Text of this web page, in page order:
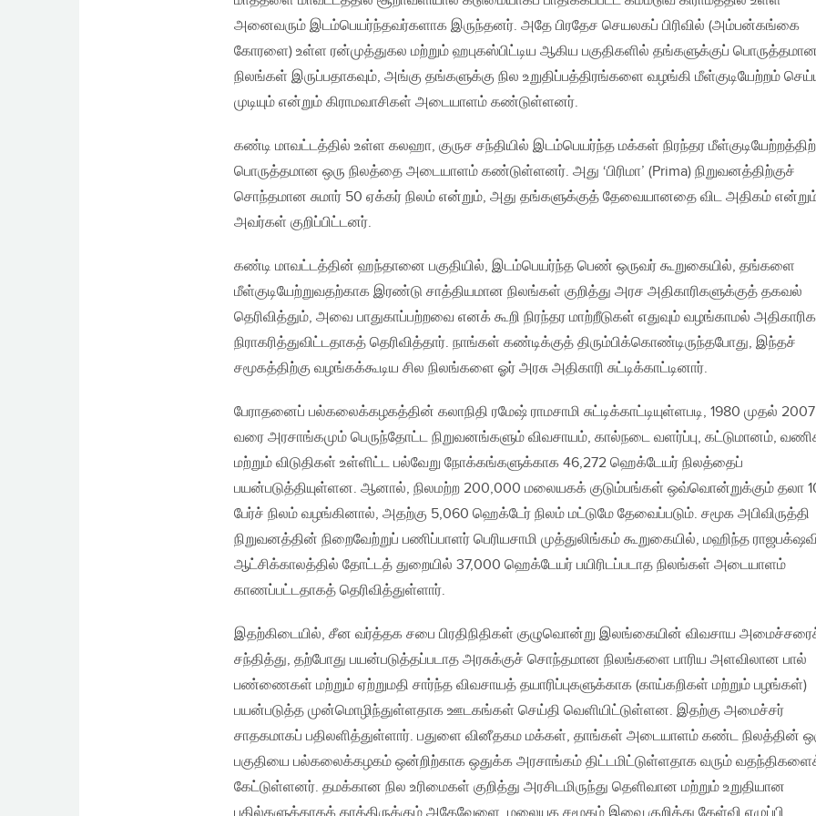
அனைவரும் இடம்பெயர்ந்தவர்களாக இருந்தனர். அதே பிரதேச செயலகப் பிரிவில் (அம்பன்கங்கை
கோரளை) உள்ள ரன்முத்துகல மற்றும் ஹபுகஸ்பிட்டிய ஆகிய பகுதிகளில் தங்களுக்குப் பொருத்தமான
நிலங்கள் இருப்பதாகவும், அங்கு தங்களுக்கு நில உறுதிப்பத்திரங்களை வழங்கி மீள்குடியேற்றம்
முடியும் என்றும் கிராமவாசிகள் அடையாளம் கண்டுள்ளனர்.
கண்டி மாவட்டத்தில் உள்ள கலஹா, குருச சந்தியில் இடம்பெயர்ந்த மக்கள் நிரந்தர
பொருத்தமான ஒரு நிலத்தை அடையாளம் கண்டுள்ளனர். அது ‘பிரிமா’ (Prima) நிறுவனத்திற்குச்
சொந்தமான சுமார் 50 ஏக்கர் நிலம் என்றும், அது தங்களுக்குத் தேவையானதை விட அதிகம்
அவர்கள் குறிப்பிட்டனர்.
கண்டி மாவட்டத்தின் ஹந்தானை பகுதியில், இடம்பெயர்ந்த பெண் ஒருவர் கூறுகையில், தங்களை
மீள்குடியேற்றுவதற்காக இரண்டு சாத்தியமான நிலங்கள் குறித்து அரச அதிகாரிகளுக்குத் தகவல்
தெரிவித்தும், அவை பாதுகாப்பற்றவை எனக் கூறி நிரந்தர மாற்றீடுகள் எதுவும் வழங்காமல்
நிராகரித்துவிட்டதாகத் தெரிவித்தார். நாங்கள் கண்டிக்குத் திரும்பிக்கொண்டிருந்தபோது, இந்தச்
சமூகத்திற்கு வழங்கக்கூடிய சில நிலங்களை ஓர் அரசு அதிகாரி சுட்டிக்காட்டினார்.
பேராதனைப் பல்கலைக்கழகத்தின் கலாநிதி ரமேஷ் ராமசாமி சுட்டிக்காட்டியுள்ளபடி, 1980 முதல் 2007
வரை அரசாங்கமும் பெருந்தோட்ட நிறுவனங்களும் விவசாயம், கால்நடை வளர்ப்பு, கட்டுமானம்,
மற்றும் விடுதிகள் உள்ளிட்ட பல்வேறு நோக்கங்களுக்காக 46,272 ஹெக்டேயர் நிலத்தைப்
பயன்படுத்தியுள்ளன. ஆனால், நிலமற்ற 200,000 மலையகக் குடும்பங்கள் ஒவ்வொன்றுக்கும் தலா
பேர்ச் நிலம் வழங்கினால், அதற்கு 5,060 ஹெக்டேர் நிலம் மட்டுமே தேவைப்படும். சமூக அபிவிருத்தி
நிறுவனத்தின் நிறைவேற்றுப் பணிப்பாளர் பெரியசாமி முத்துலிங்கம் கூறுகையில், மஹிந்த
ஆட்சிக்காலத்தில் தோட்டத் துறையில் 37,000 ஹெக்டேயர் பயிரிடப்படாத நிலங்கள் அடையாளம்
காணப்பட்டதாகத் தெரிவித்துள்ளார்.
இதற்கிடையில், சீன வர்த்தக சபை பிரதிநிதிகள் குழுவொன்று இலங்கையின் விவசாய
சந்தித்து, தற்போது பயன்படுத்தப்படாத அரசுக்குச் சொந்தமான நிலங்களை பாரிய அளவிலான பால்
பண்ணைகள் மற்றும் ஏற்றுமதி சார்ந்த விவசாயத் தயாரிப்புகளுக்காக (காய்கறிகள் மற்றும் பழங்கள்)
பயன்படுத்த முன்மொழிந்துள்ளதாக ஊடகங்கள் செய்தி வெளியிட்டுள்ளன. இதற்கு அமைச்சர்
சாதகமாகப் பதிலளித்துள்ளார். பதுளை வினீதகம மக்கள், தாங்கள் அடையாளம் கண்ட நிலத்தின்
பகுதியை பல்கலைக்கழகம் ஒன்றிற்காக ஒதுக்க அரசாங்கம் திட்டமிட்டுள்ளதாக வரும்
கேட்டுள்ளனர். தமக்கான நில உரிமைகள் குறித்து அரசிடமிருந்து தெளிவான மற்றும் உறுதியான